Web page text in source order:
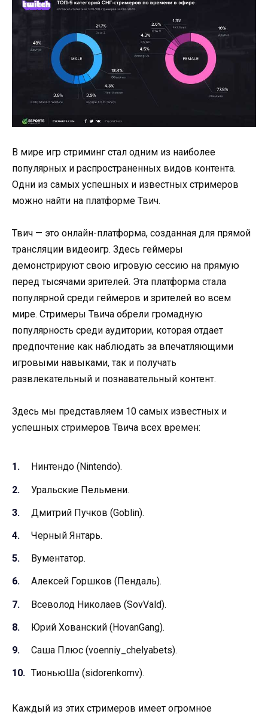
В мире игр стриминг стал одним из наиболее
популярных и распространенных видов контента.
Одни из самых успешных и известных стримеров
можно найти на платформе Твич.
Твич — это онлайн-платформа, созданная для прямой
трансляции видеоигр. Здесь геймеры
демонстрируют свою игровую сессию на прямую
перед тысячами зрителей. Эта платформа стала
популярной среди геймеров и зрителей во всем
мире. Стримеры Твича обрели громадную
популярность среди аудитории, которая отдает
предпочтение как наблюдать за впечатляющими
игровыми навыками, так и получать
развлекательный и познавательный контент.
Здесь мы представляем 10 самых известных и
успешных стримеров Твича всех времен:
Нинтендо (Nintendo).
Уральские Пельмени.
Дмитрий Пучков (Goblin).
Черный Янтарь.
Вументатор.
Алексей Горшков (Пендаль).
Всеволод Николаев (SovVald).
Юрий Хованский (HovanGang).
Саша Плюс (voenniy_chelyabets).
ТионьюШа (sidorenkomv).
Каждый из этих стримеров имеет огромное